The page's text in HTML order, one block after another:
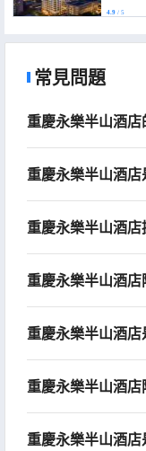
4.9 / 5
常見問題
重慶永樂半山酒
重慶永樂半山酒店
重慶永樂半山酒
重慶永樂半山酒
重慶永樂半山酒
重慶永樂半山酒
重慶永樂半山酒